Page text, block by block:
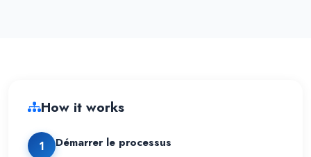
How it works
1 Démarrer le processus